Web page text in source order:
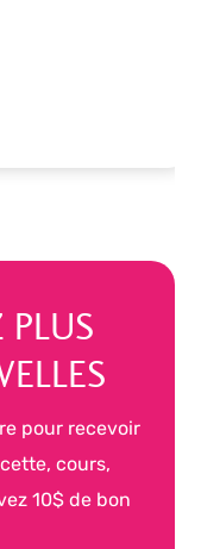
pour recevoir
cours,
10$ de bon